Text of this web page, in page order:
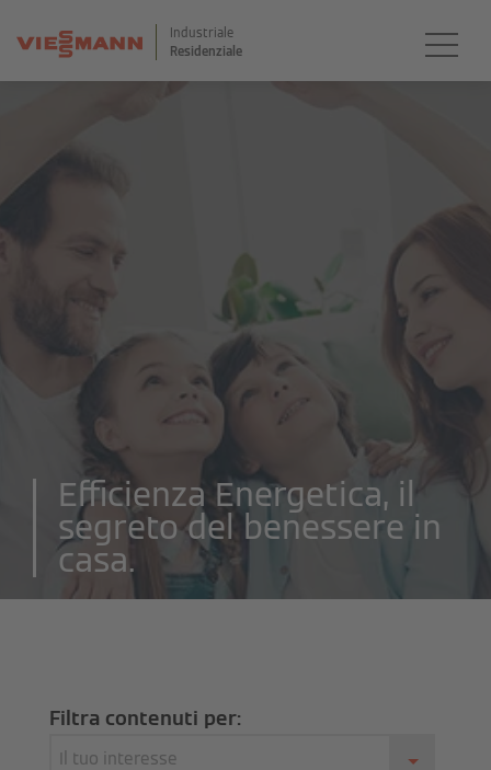
Industriale
Residenziale
Efficienza Energetica, il
segreto del benessere in
casa.
Filtra contenuti per:
Il tuo interesse